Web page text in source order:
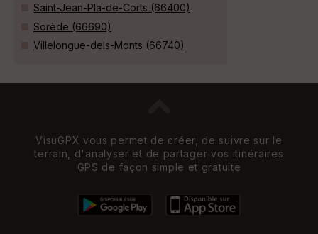
Saint-Jean-Pla-de-Corts (66400)
Sorède (66690)
Villelongue-dels-Monts (66740)
VisuGPX vous permet de créer, de suivre sur le
terrain, d'analyser et de partager vos itinéraires
GPS de façon simple et gratuite